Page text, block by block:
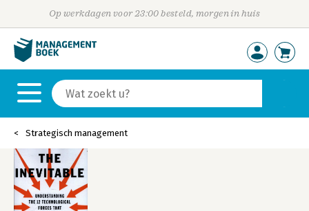
Op werkdagen voor 23:00 besteld, morgen in huis
Strategisch management